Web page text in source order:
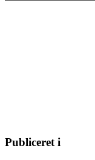
Publiceret i